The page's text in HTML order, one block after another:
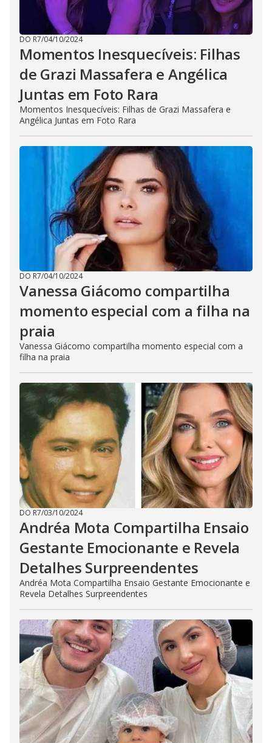
DO R7/04/10/2024
Momentos Inesquecíveis: Filhas
de Grazi Massafera e Angélica
Juntas em Foto Rara
Momentos Inesquecíveis: Filhas de Grazi Massafera e
Angélica Juntas em Foto Rara
DO R7/04/10/2024
Vanessa Giácomo compartilha
momento especial com a filha na
praia
Vanessa Giácomo compartilha momento especial com a
filha na praia
DO R7/03/10/2024
Andréa Mota Compartilha Ensaio
Gestante Emocionante e Revela
Detalhes Surpreendentes
Andréa Mota Compartilha Ensaio Gestante Emocionante e
Revela Detalhes Surpreendentes